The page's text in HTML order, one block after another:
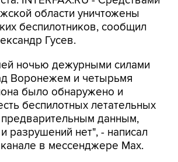
Гусев.
ночью дежурными силами
было обнаружено и
беспилотных летательных
данным,
разрушений нет", - написал
в мессенджере Max.
Воронежская область